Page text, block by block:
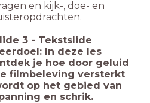
en kijk-, doe- en
3 - Tekstslide
In deze les
je hoe door geluid
filmbeleving versterkt
op het gebied van
en schrik.